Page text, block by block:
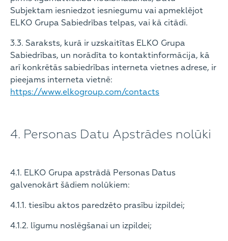
Subjektam iesniedzot iesniegumu vai apmeklējot
ELKO Grupa Sabiedrības telpas, vai kā citādi.
3.3. Saraksts, kurā ir uzskaitītas ELKO Grupa
Sabiedrības, un norādīta to kontaktinformācija, kā
arī konkrētās sabiedrības interneta vietnes adrese, ir
pieejams interneta vietnē:
https://www.elkogroup.com/contacts
4. Personas Datu Apstrādes nolūki
4.1. ELKO Grupa apstrādā Personas Datus
galvenokārt šādiem nolūkiem:
4.1.1. tiesību aktos paredzēto prasību izpildei;
4.1.2. līgumu noslēgšanai un izpildei;